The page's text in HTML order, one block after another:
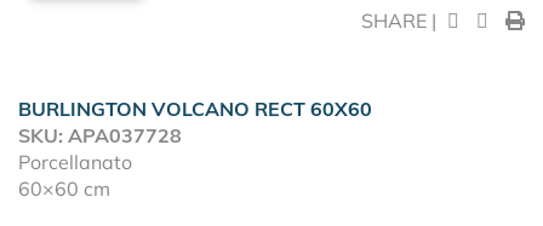
SHARE |
BURLINGTON VOLCANO RECT 60X60
SKU: APA037728
Porcellanato
60×60 cm